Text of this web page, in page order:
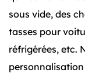
sous vide, des
tasses pour
réfrigérées, etc.